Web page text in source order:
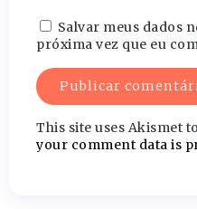
Salvar meus dados
próxima vez que eu
This site uses Akismet
your comment data is